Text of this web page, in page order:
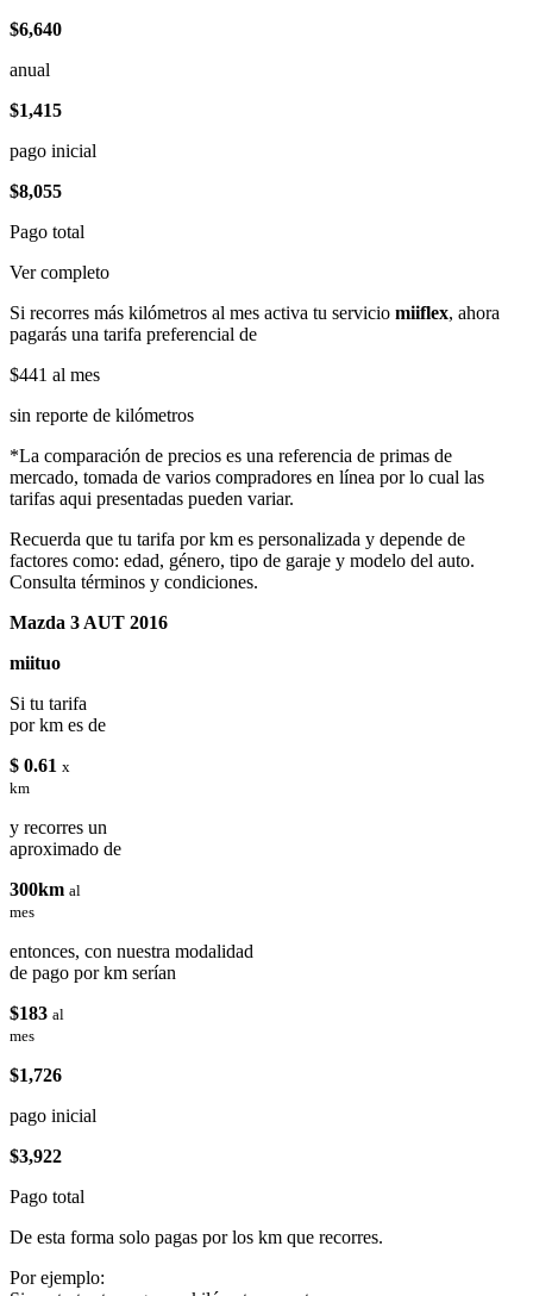
$6,640
anual
$1,415
pago inicial
$8,055
Pago total
Ver completo
Si recorres más kilómetros al mes activa tu servicio miiflex, ahora
pagarás una tarifa preferencial de
$441 al mes
sin reporte de kilómetros
*La comparación de precios es una referencia de primas de
mercado, tomada de varios compradores en línea por lo cual las
tarifas aqui presentadas pueden variar.
Recuerda que tu tarifa por km es personalizada y depende de
factores como: edad, género, tipo de garaje y modelo del auto.
Consulta términos y condiciones.
Mazda 3 AUT 2016
miituo
Si tu tarifa
por km es de
$ 0.61 x
km
y recorres un
aproximado de
300km al
mes
entonces, con nuestra modalidad
de pago por km serían
$183 al
mes
$1,726
pago inicial
$3,922
Pago total
De esta forma solo pagas por los km que recorres.
Por ejemplo: